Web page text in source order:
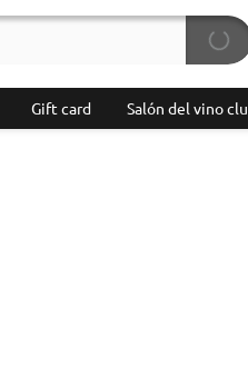
Gift card Salón del vino